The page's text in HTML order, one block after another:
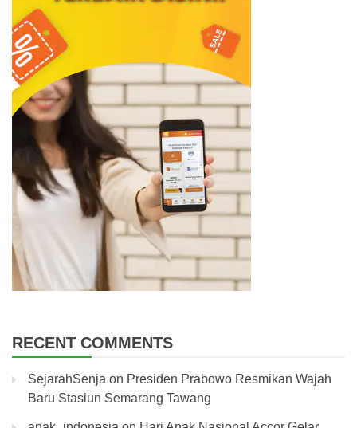
RECENT COMMENTS
SejarahSenja on Presiden Prabowo Resmikan Wajah
Baru Stasiun Semarang Tawang